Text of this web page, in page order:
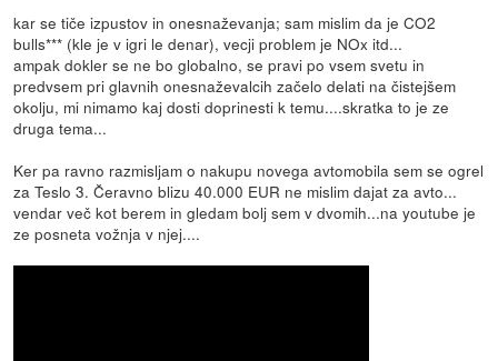
kar se tiče izpustov in onesnaževanja; sam mislim da je CO2
bulls*** (kle je v igri le denar), vecji problem je NOx itd...
ampak dokler se ne bo globalno, se pravi po vsem svetu in
predvsem pri glavnih onesnaževalcih začelo delati na čistejšem
okolju, mi nimamo kaj dosti doprinesti k temu....skratka to je ze
druga tema...
Ker pa ravno razmisljam o nakupu novega avtomobila sem se ogrel
za Teslo 3. Čeravno blizu 40.000 EUR ne mislim dajat za avto...
vendar več kot berem in gledam bolj sem v dvomih...na youtube je
ze posneta vožnja v njej....